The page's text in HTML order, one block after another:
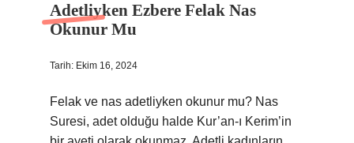
Adetliyken Ezbere Felak Nas
Okunur Mu
Tarih: Ekim 16, 2024
Felak ve nas adetliyken okunur mu? Nas
Suresi, adet olduğu halde Kur’an-ı Kerim’in